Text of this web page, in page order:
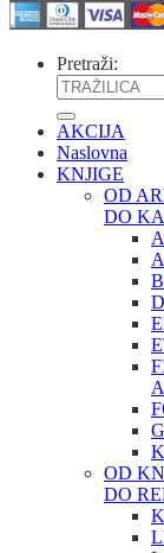
Pretraži:
AKCIJA
Naslovna
KNJIGE
OD
DO
OD
DO